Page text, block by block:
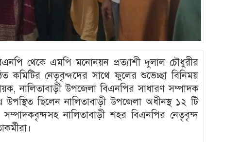
থেকে এমপি মনোনয়ন প্রত্যাশী দুলাল চৌধুরীর
কমিটির নেতৃবৃন্দদের সাথে ফুলের শুভেচ্ছা বিনিময়
নালিতাবাড়ী উপজেলা বিএনপির সাধারণ সম্পাদক
ছিলেন নালিতাবাড়ী উপজেলা অধীনস্থ ১২ টি
নালিতাবাড়ী শহর বিএনপির নেতৃবৃন্দ